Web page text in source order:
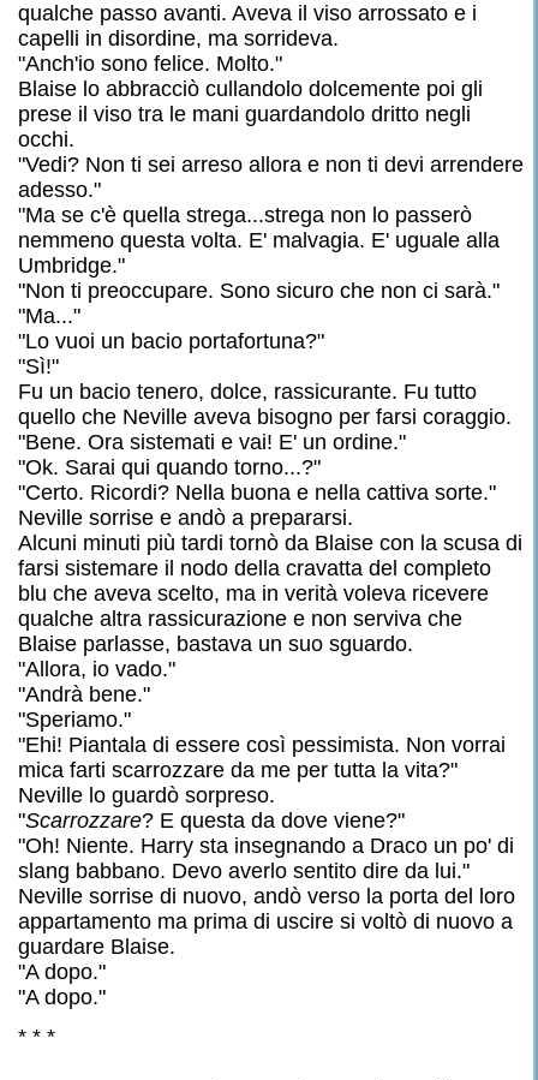
qualche passo avanti. Aveva il viso arrossato e i
capelli in disordine, ma sorrideva.
"Anch'io sono felice. Molto."
Blaise lo abbracciò cullandolo dolcemente poi gli
prese il viso tra le mani guardandolo dritto negli
occhi.
"Vedi? Non ti sei arreso allora e non ti devi arrendere
adesso."
"Ma se c'è quella strega...strega non lo passerò
nemmeno questa volta. E' malvagia. E' uguale alla
Umbridge."
"Non ti preoccupare. Sono sicuro che non ci sarà."
"Ma..."
"Lo vuoi un bacio portafortuna?"
"Sì!"
Fu un bacio tenero, dolce, rassicurante. Fu tutto
quello che Neville aveva bisogno per farsi coraggio.
"Bene. Ora sistemati e vai! E' un ordine."
"Ok. Sarai qui quando torno...?"
"Certo. Ricordi? Nella buona e nella cattiva sorte."
Neville sorrise e andò a prepararsi.
Alcuni minuti più tardi tornò da Blaise con la scusa di
farsi sistemare il nodo della cravatta del completo
blu che aveva scelto, ma in verità voleva ricevere
qualche altra rassicurazione e non serviva che
Blaise parlasse, bastava un suo sguardo.
"Allora, io vado."
"Andrà bene."
"Speriamo."
"Ehi! Piantala di essere così pessimista. Non vorrai
mica farti scarrozzare da me per tutta la vita?"
Neville lo guardò sorpreso.
"Scarrozzare? E questa da dove viene?"
"Oh! Niente. Harry sta insegnando a Draco un po' di
slang babbano. Devo averlo sentito dire da lui."
Neville sorrise di nuovo, andò verso la porta del loro
appartamento ma prima di uscire si voltò di nuovo a
guardare Blaise.
"A dopo."
"A dopo."
* * *